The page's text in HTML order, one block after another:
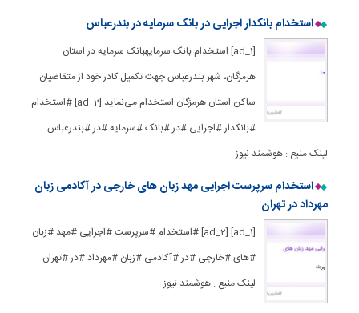
استخدام بانکدار اجرایی در بانک سرمایه در بندرعباس
[ad_1] استخدام بانک سرمایهبانک سرمایه در استان
هرمزگان، شهر بندرعباس جهت تکمیل کادر خود از متقاضیان
ساکن استان هرمزگان استخدام می‌نماید [ad_2] #استخدام
#بانکدار #اجرایی #در #بانک #سرمایه #در #بندرعباس
لینک منبع : هوشمند نیوز
استخدام سرپرست اجرایی مهد زبان های خارجی در آکادمی زبان
مهرداد در تهران
[ad_1] [ad_2] #استخدام #سرپرست #اجرایی #مهد #زبان
#های #خارجی #در #آکادمی #زبان #مهرداد #در #تهران
لینک منبع : هوشمند نیوز